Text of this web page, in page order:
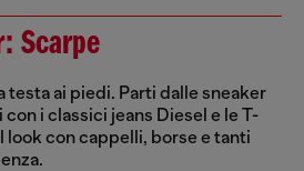
Scarpe
testa ai piedi. Parti dalle sneaker
i classici jeans Diesel e le T-
look con cappelli, borse e tanti